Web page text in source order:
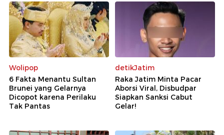
Wolipop
6 Fakta Menantu Sultan
Brunei yang Gelarnya
Dicopot karena Perilaku
Tak Pantas
detikJatim
Raka Jatim Minta Pacar
Aborsi Viral, Disbudpar
Siapkan Sanksi Cabut
Gelar!